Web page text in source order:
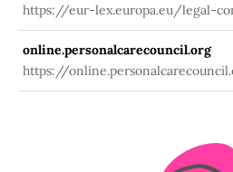
https://eur-lex.europa.eu/legal-
uri=CELEX:02009R1223-
online.personalcarecouncil.org
https://